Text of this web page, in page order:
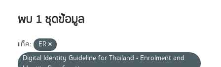
พบ 1 ชุดข้อมูล
แท็ค:
ER
Digital Identity Guideline for Thailand - Enrolment and